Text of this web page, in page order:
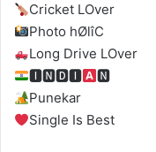
Cricket LOver
Photo hØlîC
Long Drive LOver
🅸🅽🅳🅸
🅽
Punekar
Single Is Best